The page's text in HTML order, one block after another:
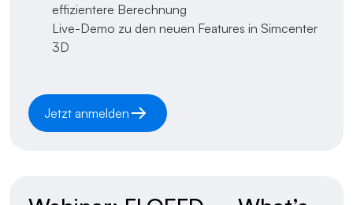
effizientere Berechnung
Live-Demo zu den neuen Features in Simcenter
3D
Jetzt anmelden